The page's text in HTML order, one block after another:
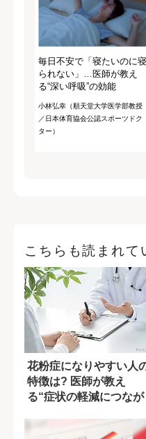
毎日不安で「寝たいのに寝
られない」…医師が教え
る“深い呼吸”の効能
小林弘幸（順天堂大学医学部教授
／日本体育協会公認スポーツドク
ター）
こちらも読まれて
花粉症になりやすい人
特徴は? 医師が教え
る“症状の軽減につなが